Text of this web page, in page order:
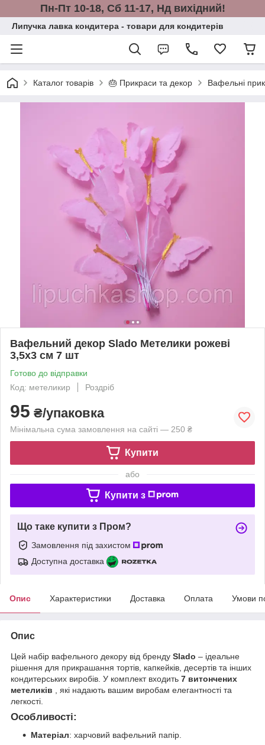
Пн-Пт 10-18, Сб 11-17, Нд вихідний!
Липучка лавка кондитера - товари для кондитерів
Каталог товарів 🎂 Прикраси та декор Вафельні
Вафельний декор Slado Метелики рожеві
3,5х3 см 7 шт
Готово до відправки
Код: метеликир
Роздріб
95 ₴/упаковка
Мінімальна сума замовлення на сайті — 250 ₴
Купити
або
Купити з
Що таке купити з Пром?
Замовлення під захистом
Доступна доставка
Опис Характеристики Доставка Оплата Умови
Опис
Цей набір вафельного декору від бренду Slado – ідеальне
рішення для прикрашання тортів, капкейків, десертів та інших
кондитерських виробів. У комплект входить 7 витончених
метеликів , які надають вашим виробам елегантності та
легкості.
Особливості:
Матеріал: харчовий вафельний папір.